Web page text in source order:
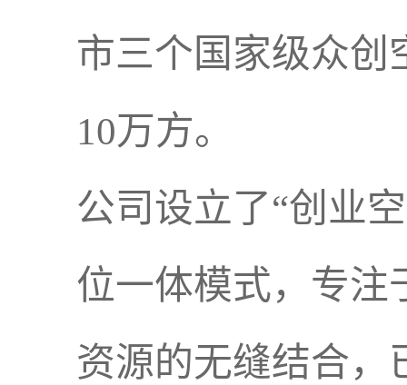
市三个国家级众创
10万方。
公司设立了“创业
位一体模式，专注
资源的无缝结合，